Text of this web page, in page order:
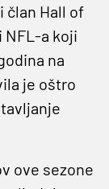
član Hall of
NFL-a koji
na
je oštro
ove sezone